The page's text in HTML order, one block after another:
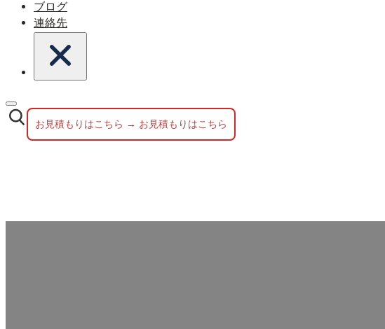
ブログ
連絡先
お見積もりはこちら → お見積もりはこちら